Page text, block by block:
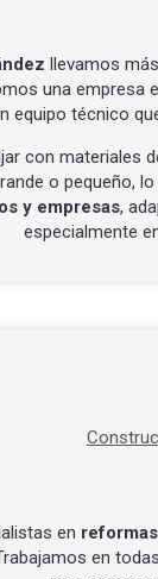
llevamos
una empresa
equipo técnico
con materiales
o pequeño,
y empresas,
especialmente
en
en